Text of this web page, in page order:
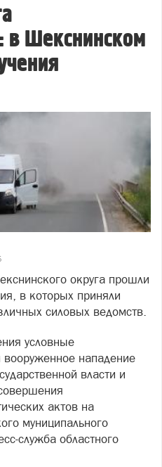
в Шекснинском
округа прошли
в которых приняли
силовых ведомств.
условные
нападение
власти и
актов на
муниципального
служба областного